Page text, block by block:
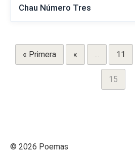
Chau Número Tres
« Primera « ... 11
15
© 2026 Poemas